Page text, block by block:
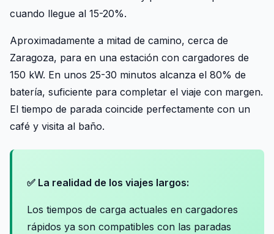
cuando llegue al 15-20%.
Aproximadamente a mitad de camino, cerca de
Zaragoza, para en una estación con cargadores de
150 kW. En unos 25-30 minutos alcanza el 80% de
batería, suficiente para completar el viaje con margen.
El tiempo de parada coincide perfectamente con un
café y visita al baño.
✅ La realidad de los viajes largos:
Los tiempos de carga actuales en cargadores
rápidos ya son compatibles con las paradas